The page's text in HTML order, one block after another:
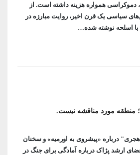
دموکراسی همواره هزینه داشته است. از
سیاسی یک قرن اخیر، روایت مبارزه در
با اسلحه نوشته شده…
منطقه مورد مناقشه نیست.
درباره «پیشروی به اورمیه» و سخنان
ارشد پژاک درباره آمادگی برای جنگ در